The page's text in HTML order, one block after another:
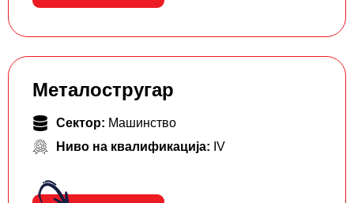
Металостругар
Сектор: Машинство
Ниво на квалификација: IV